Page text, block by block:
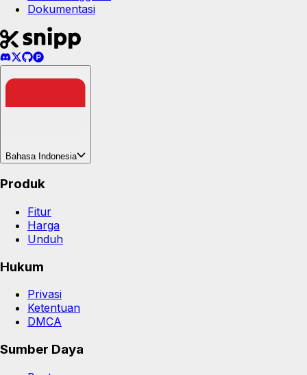
Dokumentasi
Bahasa Indonesia
Produk
Fitur
Harga
Unduh
Hukum
Privasi
Ketentuan
DMCA
Sumber Daya